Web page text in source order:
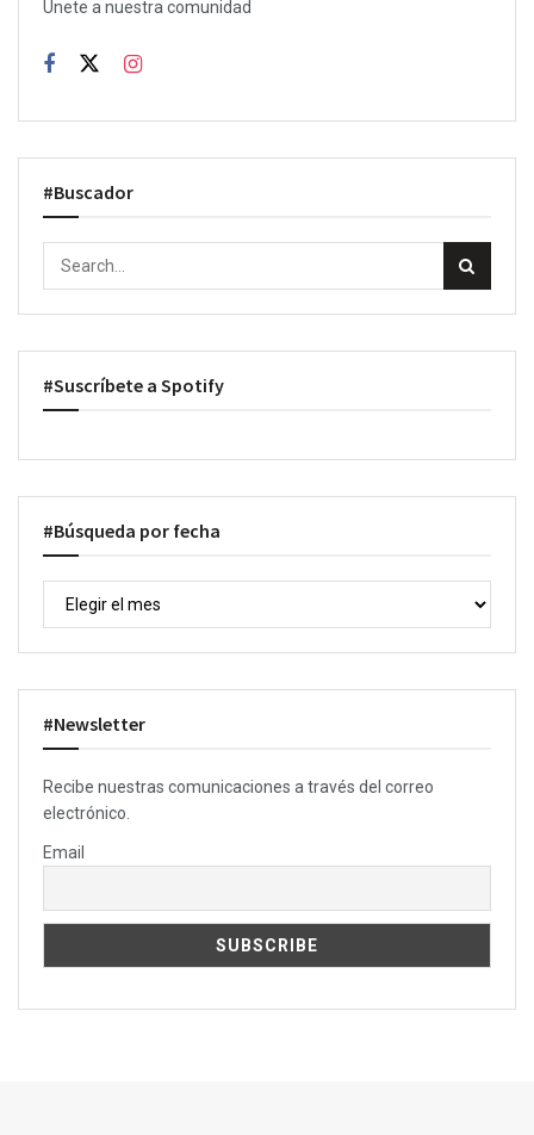
Únete a nuestra comunidad
#Buscador
#Suscríbete a Spotify
#Búsqueda por fecha
#Newsletter
Recibe nuestras comunicaciones a través del correo
electrónico.
Email